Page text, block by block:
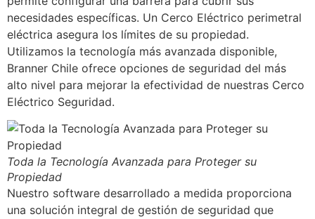
necesidades específicas. Un Cerco Eléctrico perimetral
eléctrica asegura los límites de su propiedad.
Utilizamos la tecnología más avanzada disponible,
Branner Chile ofrece opciones de seguridad del más
alto nivel para mejorar la efectividad de nuestras Cerco
Eléctrico Seguridad.
Toda la Tecnología Avanzada para Proteger su
Propiedad
Nuestro software desarrollado a medida proporciona
una solución integral de gestión de seguridad que